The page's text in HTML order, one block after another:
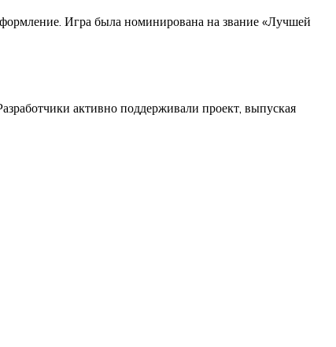
Игра была номинирована на звание «Лучшей
активно поддерживали проект, выпуская